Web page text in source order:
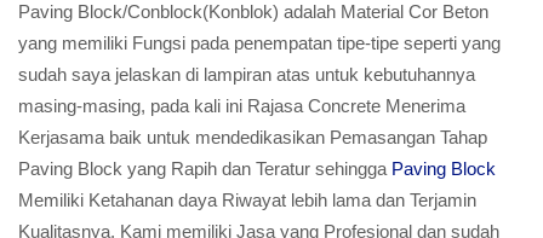
Paving Block/Conblock(Konblok) adalah Material Cor Beton
yang memiliki Fungsi pada penempatan tipe-tipe seperti yang
sudah saya jelaskan di lampiran atas untuk kebutuhannya
masing-masing, pada kali ini Rajasa Concrete Menerima
Kerjasama baik untuk mendedikasikan Pemasangan Tahap
Paving Block yang Rapih dan Teratur sehingga Paving Block
Memiliki Ketahanan daya Riwayat lebih lama dan Terjamin
Kualitasnya, Kami memiliki Jasa yang Profesional dan sudah